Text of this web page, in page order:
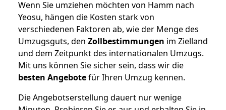
Wenn Sie umziehen möchten von Hamm nach
Yeosu, hängen die Kosten stark von
verschiedenen Faktoren ab, wie der Menge des
Umzugsguts, den Zollbestimmungen im Zielland
und dem Zeitpunkt des internationalen Umzugs.
Mit uns können Sie sicher sein, dass wir die
besten Angebotefür Ihren Umzug kennen.
Die Angebotserstellung dauert nur wenige